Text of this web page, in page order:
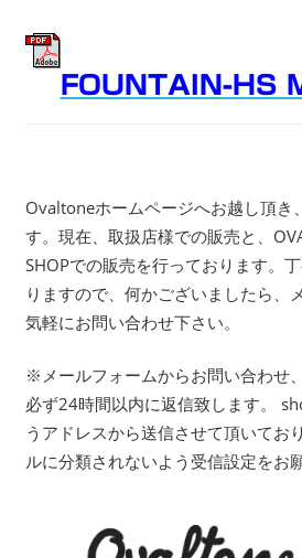
FOUNTAIN-HS
Ovaltoneホームページへお越し頂き
す。現在、取扱店様での販売と、
SHOPでの販売を行っております。
りますので、何かございましたら、
気軽にお問い合わせ下さい。
※メールフォームからお問い合わせ
必ず24時間以内に返信致します。
うアドレスから送信させて頂いてお
ルに分類されないよう受信設定をお